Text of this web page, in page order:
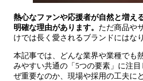
熱心なファンや応援者が自然と増え
明確な理由があります。 ただ商品や
けでは長く愛されるブランドにはな
本記事では、どんな業界や業種でも
みやすい共通の「5つの要素」に注
ぜ重要なのか、現場や採用の工夫に